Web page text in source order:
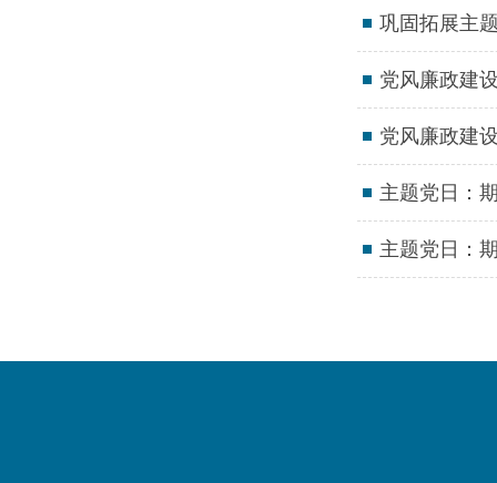
巩固拓展主
党风廉政建
党风廉政建
主题党日：
主题党日：